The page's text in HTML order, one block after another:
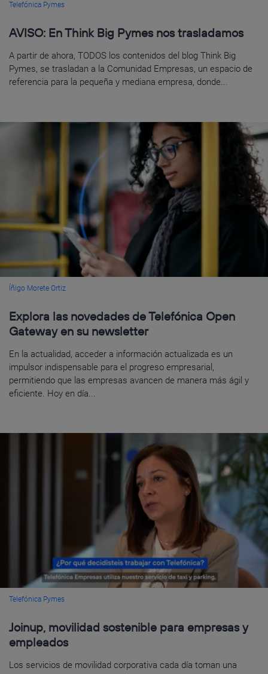
Telefónica Pymes
AVISO: En Think Big Pymes nos trasladamos
A partir de ahora, TODOS los contenidos del blog Think Big
Pymes, se trasladan a la Comunidad Empresas, un espacio de
referencia para la pequeña y mediana empresa, donde...
Íñigo Morete Ortiz
Explora las novedades de Telefónica Open
Gateway en su newsletter
En la actualidad, acceder a información actualizada es un
impulsor indispensable para el progreso empresarial,
permitiendo que las empresas avancen de manera más ágil y
eficiente. Hoy en día...
Telefónica Pymes
Joinup, movilidad sostenible para empresas y
empleados
Los servicios de movilidad corporativa cada día toman una